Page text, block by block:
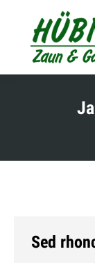
Sed